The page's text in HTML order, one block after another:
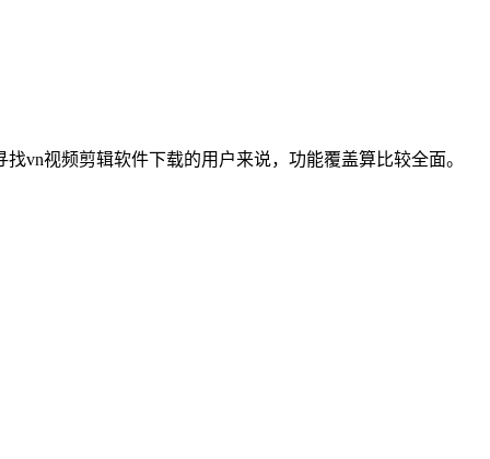
vn视频剪辑软件下载的用户来说，功能覆盖算比较全面。